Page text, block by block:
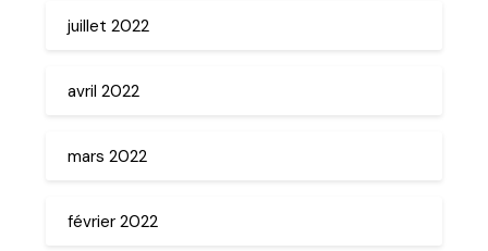
juillet 2022
avril 2022
mars 2022
février 2022